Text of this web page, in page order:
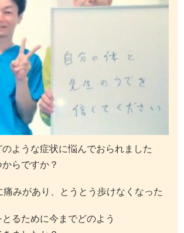
のような症状に悩んでおられました
らですか？
痛みがあり、とうとう歩けなくなった
るために今までどのよう